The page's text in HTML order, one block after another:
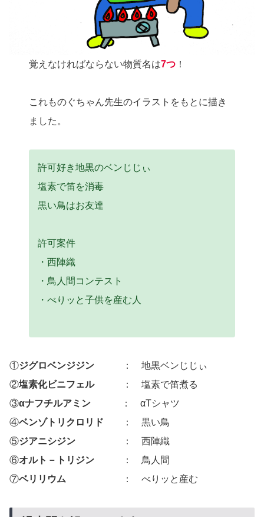
覚えなければならない物質名は7つ ！
これものぐちゃん先生のイラストをもとに描き
ました。
許可好き地黒のベンじじぃ
塩素で笛を消毒
黒い鳥はお友達
許可案件
・西陣織
・鳥人間コンテスト
・べりッと子供を産む人
①ジグロベンジジン ： 地黒ベンじじぃ
②塩素化ビニフェル： 塩素で笛煮る
③αナフチルアミン
： αTシャツ
④ベンゾトリクロリド ： 黒い鳥
⑤ジアニシジン ： 西陣織
⑥オルト－トリジン ： 鳥人間
⑦ベリリウム ： べりッと産む